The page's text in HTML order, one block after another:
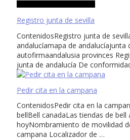
Registro junta de sevilla
ContenidosRegistro junta de
andalucíamapa de andalucíajunta
autofirmaandalusia provinces
junta de andalucía De
Pedir cita en la campana
ContenidosPedir cita en la
bellBell canadaLas tiendas de bell
hoyNombramiento de movilidad
campana Localizador de …